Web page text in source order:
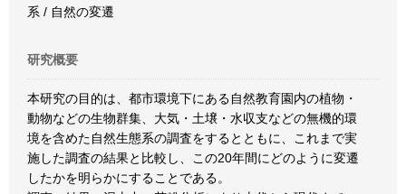
系 / 自然の変遷
研究概要
本研究の目的は、都市環境下にある自然教育園内の植物・
動物などの生物群集、大気・土壌・水収支などの無機的環
境を含めた自然生態系の調査をするとともに、これまで実
施した調査の結果と比較し、この20年間にどのように変遷
したかを明らかにすることである。